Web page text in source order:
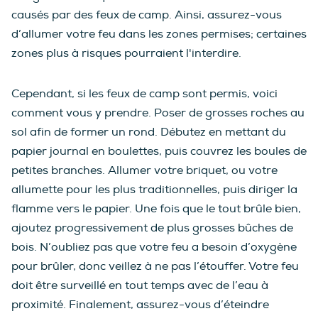
causés par des feux de camp. Ainsi, assurez-vous
d’allumer votre feu dans les zones permises; certaines
zones plus à risques pourraient l'interdire.
Cependant, si les feux de camp sont permis, voici
comment vous y prendre. Poser de grosses roches au
sol afin de former un rond. Débutez en mettant du
papier journal en boulettes, puis couvrez les boules de
petites branches. Allumer votre briquet, ou votre
allumette pour les plus traditionnelles, puis diriger la
flamme vers le papier. Une fois que le tout brûle bien,
ajoutez progressivement de plus grosses bûches de
bois. N’oubliez pas que votre feu a besoin d’oxygène
pour brûler, donc veillez à ne pas l’étouffer. Votre feu
doit être surveillé en tout temps avec de l’eau à
proximité. Finalement, assurez-vous d’éteindre